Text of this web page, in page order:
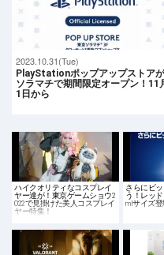
2023.10.31(Tue)
PlayStationポップアップストアが
ソラマチで期間限定オープン！11
1日から
ハイクオリティなコスプレイ
ヤー達が！東京ゲームショウ2
022で見掛けた美人コスプレイ
ヤー特集！
さらにビ
う！レッ
mlサイズ登